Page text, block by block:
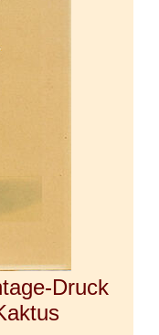
Druck